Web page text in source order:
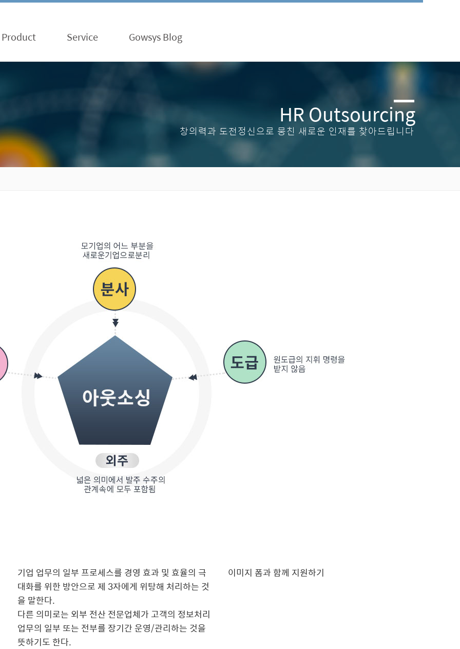
Product Service Gowsys Blog
HR Outsourcing
창의력과 도전정신으로 뭉친 새로운 인재를 찾아드립니다
기업 업무의 일부 프로세스를 경영 효과 및 효율의 극
대화를 위한 방안으로 제 3자에게 위탕해 처리하는 것
을 말한다.
다른 의미로는 외부 전산 전문업체가 고객의 정보처리
업무의 일부 또는 전부를 장기간 운영/관리하는 것을
뜻하기도 한다.
이미지 폼과 함께 지원하기